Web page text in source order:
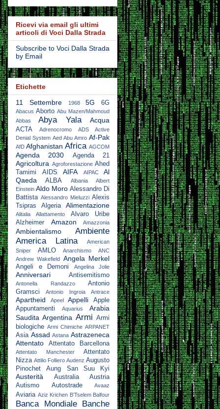
Ricevi via email gli ultimi
articoli di Voci Dalla Strada
Subscribe to Voci Dalla Strada
by Email
Etichette
11 Settembre
1968 5G 6G
Abacus Aborto Abu Mazen/Mahmoud
Abbas
Abya Yala Acqua
ACTA Adrenocromo
ADS Active
Denial System Aed Abu Amro Af-Pak
AfD Afghanistan Africa AGCOM
Agenda 2030 Agenda 21
Agricoltura Agroforestazione Ahed
Tamimi
AIDS AIFA AIPAC
Al
Qaeda
ALBA Albania
Albert
Einstein Aldo Moro Alessandro Di
Battista Alessandro Mieluzzi Alexis
Tsipras
Algeria Alimentazione
Alitalia Allattamento
Alvaro Uribe
Alzheimer
Amazon Amazzonia
Ambientalismo
Ambiente
America Latina
American
Sniper
AMLO Anarchismo
ANC
Andrew Wakefield Angela Merkel
Angeli e Demoni Angelina Jolie
Anniversari Antisemitismo
Antonella Randazzo
Antonio
Gramsci
Antonio Ingroia Antrace
Apartheid Apeel Appelli
Apple
Appuntamenti
Aquarius
Arabia
Saudita Argentina Armi Armi
biologiche Armi Chimiche ARPANET
Asia Assad Astana Astrazeneca
Attentato
Attentato Barcellona
Attentato Manchester
Attentato
Nizza Attilio Folliero Audenz Augusto
Pinochet
Aung San Suu Kyi
Austerità Australia
Austria
Autismo
Autostrade Avaaz
Aviaria Aziz Krichen B’Tselem Balfour
Banca Mondiale Banche